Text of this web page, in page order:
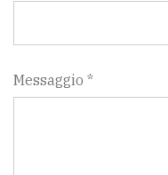
Messaggio *